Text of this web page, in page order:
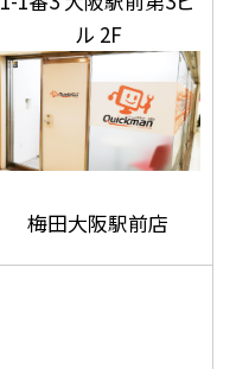
ル 2F
梅田大阪駅前店